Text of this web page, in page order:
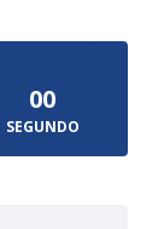
00
SEGUNDO